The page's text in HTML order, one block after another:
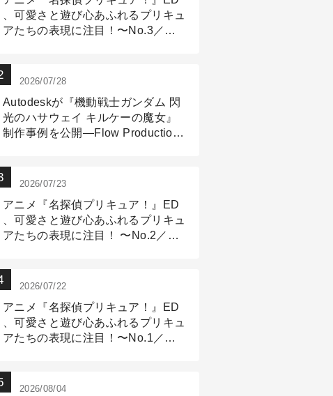
、可愛さと遊び心あふれるプリキュ
アたちの表現に注目！〜No.3／ア
2026/07/28
Autodeskが『機動戦士ガンダム 閃
光のハサウェイ キルケーの魔女』
制作事例を公開―Flow Production
2026/07/23
アニメ『名探偵プリキュア！』ED
、可愛さと遊び心あふれるプリキュ
アたちの表現に注目！ 〜No.2／モ
2026/07/22
アニメ『名探偵プリキュア！』ED
、可愛さと遊び心あふれるプリキュ
アたちの表現に注目！〜No.1／演
2026/08/04